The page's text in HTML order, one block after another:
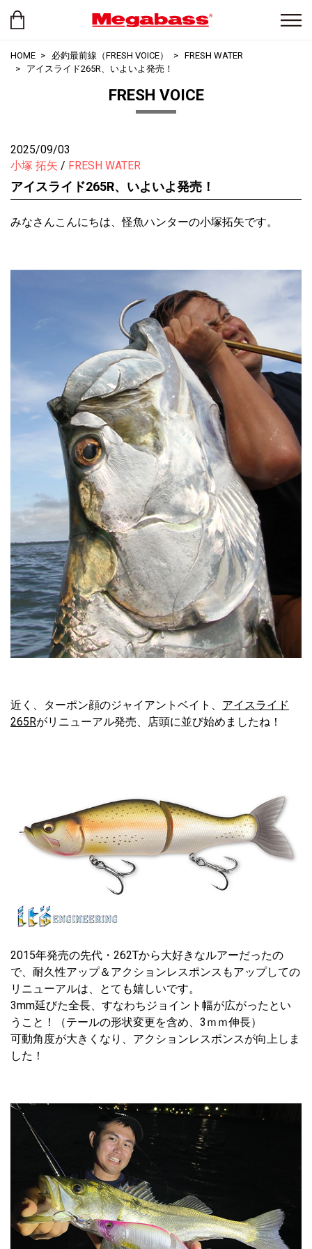
HOME 必釣最前線（FRESH VOICE）
FRESH WATER
アイスライド265R、いよいよ発売！
FRESH VOICE
2025/09/03
小塚 拓矢
FRESH WATER
アイスライド265R、いよいよ発売！
みなさんこんにちは、怪魚ハンターの小塚拓矢です。
近く、ターポン顔のジャイアントベイト、 アイスライド
265Rがリニューアル発売、店頭に並び始めましたね！
2015年発売の先代・262Tから大好きなルアーだったの
で、耐久性アップ＆アクションレスポンスもアップしての
リニューアルは、とても嬉しいです。
3mm延びた全長、すなわちジョイント幅が広がったとい
うこと！（テールの形状変更を含め、3ｍｍ伸長）
可動角度が大きくなり、アクションレスポンスが向上しま
した！